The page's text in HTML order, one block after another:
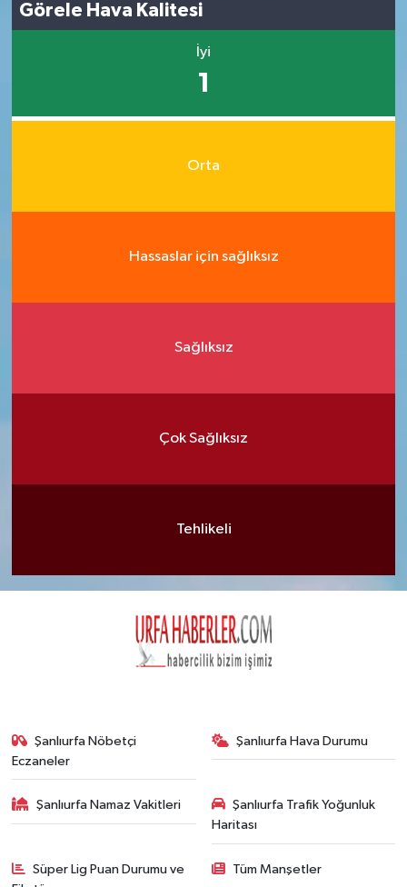
Görele Hava Kalitesi
İyi
1
Orta
Hassaslar için sağlıksız
Sağlıksız
Çok Sağlıksız
Tehlikeli
Şanlıurfa Nöbetçi
Eczaneler
Şanlıurfa Hava Durumu
Şanlıurfa Namaz Vakitleri
Şanlıurfa Trafik Yoğunluk
Haritası
Süper Lig Puan Durumu ve
Tüm Manşetler